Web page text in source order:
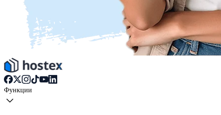
Функции